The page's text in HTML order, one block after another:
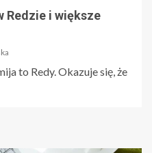
Redzie i większe
to Redy. Okazuje się, że